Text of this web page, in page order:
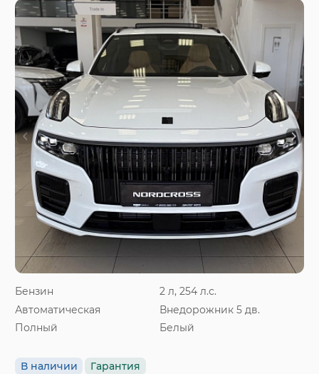
Бензин
2 л, 254 л.с.
Автоматическая
Внедорожник 5 дв.
Полный
Белый
В наличии Гарантия